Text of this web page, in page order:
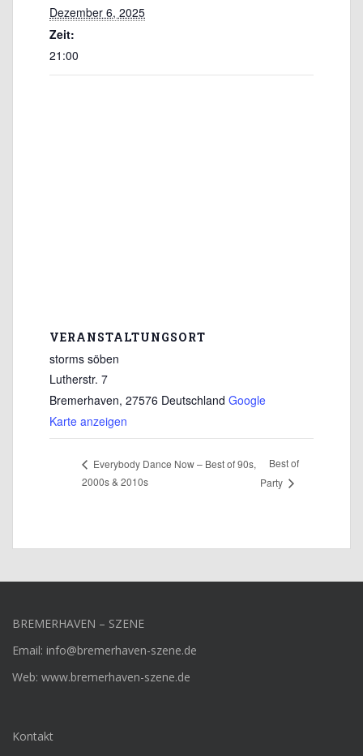
Dezember 6, 2025
Zeit:
21:00
VERANSTALTUNGSORT
storms söben
Lutherstr. 7
Bremerhaven, 27576 Deutschland Google
Karte anzeigen
Everybody Dance Now – Best of 90s,
2000s & 2010s
Best of
Party
BREMERHAVEN – SZENE
Email: info@bremerhaven-szene.de
Web: www.bremerhaven-szene.de
Kontakt